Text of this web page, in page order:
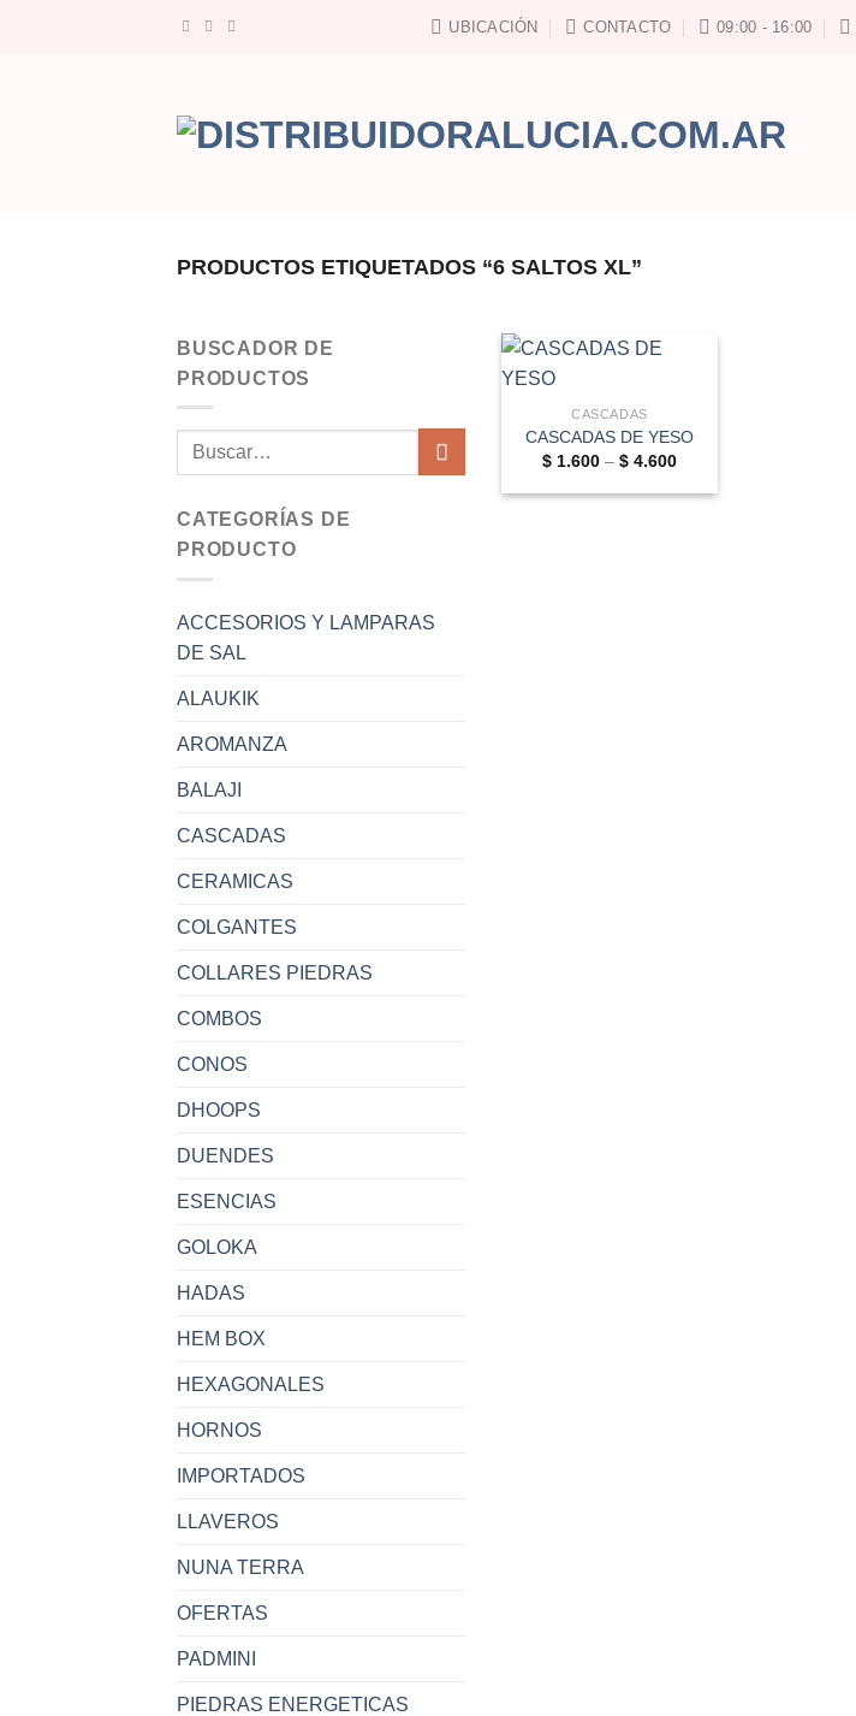
UBICACIÓN CONTACTO 09:00 - 16:00
PRODUCTOS ETIQUETADOS “6 SALTOS XL”
BUSCADOR DE
PRODUCTOS
Buscar
CATEGORÍAS DE
PRODUCTO
ACCESORIOS Y LAMPARAS
DE SAL
ALAUKIK
AROMANZA
BALAJI
CASCADAS
CERAMICAS
COLGANTES
COLLARES PIEDRAS
COMBOS
CONOS
DHOOPS
DUENDES
ESENCIAS
GOLOKA
HADAS
HEM BOX
HEXAGONALES
HORNOS
IMPORTADOS
LLAVEROS
NUNA TERRA
OFERTAS
PADMINI
PIEDRAS ENERGETICAS
CASCADAS
CASCADAS DE YESO
$ 1.600 – $ 4.600Price
$ 1.600